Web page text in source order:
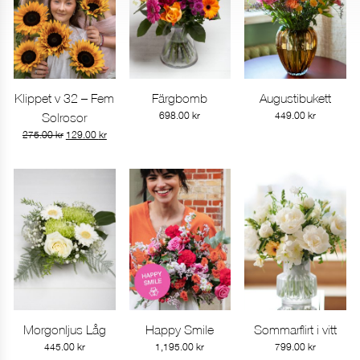
Gå till produkt
Klippet v 32 – Fem
Solrosor
275.00kr Det
129.00 krDet
129.00 kr.
Gå till produkt
Färgbomb
698.00kr
Gå till produkt
Augustibukett
449.00kr
Gå till produkt
Morgonljus Låg
445.00 kr
Gå till produkt
Happy Smile
1,195.00kr
Gå till produkt
Sommarflirt i vitt
799.00kr